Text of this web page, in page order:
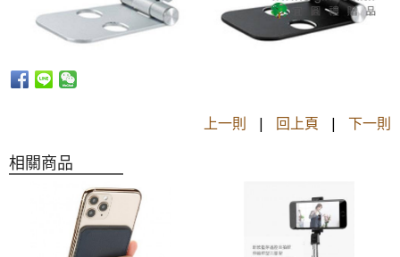
上一則 | 回上頁 | 下一則
相關商品